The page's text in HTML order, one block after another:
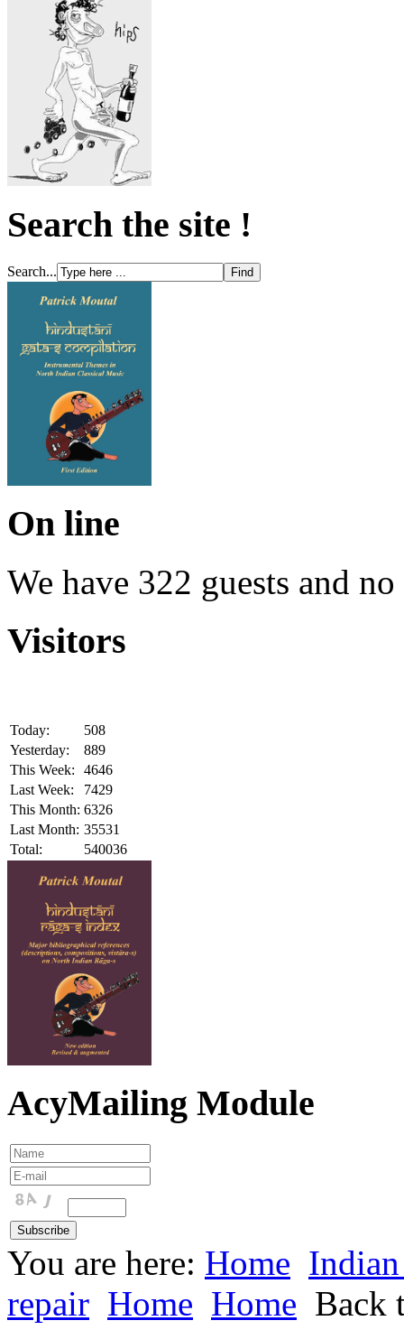
Search the site !
Search...
On line
We have 322 guests and
Visitors
Today:
508
Yesterday:
889
This Week:
4646
Last Week:
7429
This Month: 6326
Last Month: 35531
Total:
540036
AcyMailing Module
You are here: Home
repair Home Home Back